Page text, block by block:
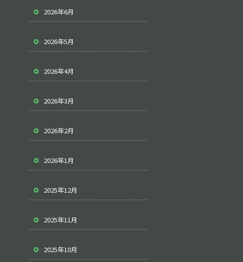
2026年6月
2026年5月
2026年4月
2026年3月
2026年2月
2026年1月
2025年12月
2025年11月
2025年10月